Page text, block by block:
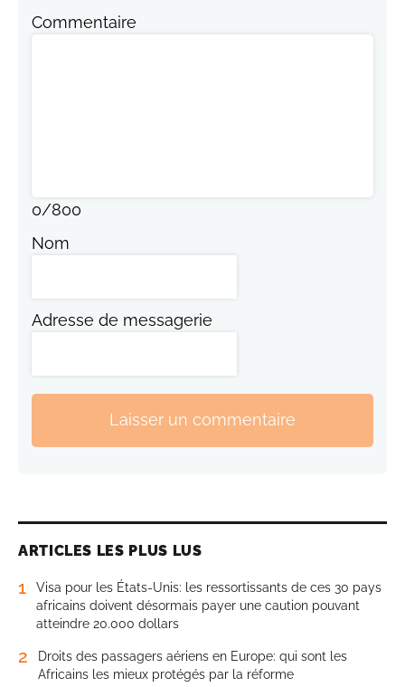
Commentaire
0/800
Nom
Adresse de messagerie
Laisser un commentaire
ARTICLES LES PLUS LUS
1
Visa pour les États-Unis: les ressortissants de ces 30 pays
africains doivent désormais payer une caution pouvant
atteindre 20.000 dollars
2
Droits des passagers aériens en Europe: qui sont les
Africains les mieux protégés par la réforme